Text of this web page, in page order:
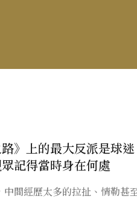
》上的最大反派是球
記得當時身在何處
中間經歷太多的拉扯、情勒甚